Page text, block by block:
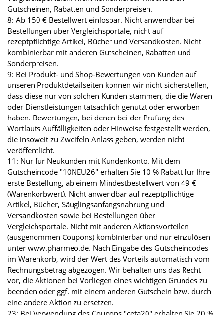
Gutscheinen, Rabatten und Sonderpreisen.
8: Ab 150 € Bestellwert einlösbar. Nicht anwendbar bei
Bestellungen über Vergleichsportale, nicht auf
rezeptpflichtige Artikel, Bücher und Versandkosten. Nicht
kombinierbar mit anderen Gutscheinen, Rabatten und
Sonderpreisen.
9: Bei Produkt- und Shop-Bewertungen von Kunden auf
unseren Produktdetailseiten können wir nicht sicherstellen,
dass diese nur von solchen Kunden stammen, die die Waren
oder Dienstleistungen tatsächlich genutzt oder erworben
haben. Bewertungen, bei denen bei der Prüfung des
Wortlauts Auffälligkeiten oder Hinweise festgestellt werden,
die insoweit zu Zweifeln Anlass geben, werden nicht
veröffentlicht.
11: Nur für Neukunden mit Kundenkonto. Mit dem
Gutscheincode "10NEU26" erhalten Sie 10 % Rabatt für Ihre
erste Bestellung, ab einem Mindestbestellwert von 49 €
(Warenkorbwert). Nicht anwendbar auf rezeptpflichtige
Artikel, Bücher, Säuglingsanfangsnahrung und
Versandkosten sowie bei Bestellungen über
Vergleichsportale. Nicht mit anderen Aktionsvorteilen
(ausgenommen Coupons) kombinierbar und nur einzulösen
unter www.pharmeo.de. Nach Eingabe des Gutscheincodes
im Warenkorb, wird der Wert des Vorteils automatisch vom
Rechnungsbetrag abgezogen. Wir behalten uns das Recht
vor, die Aktionen bei Vorliegen eines wichtigen Grundes zu
beenden oder ggf. mit einem anderen Gutschein bzw. durch
eine andere Aktion zu ersetzen.
23: Bei Verwendung des Coupons "ceta20" erhalten Sie 20 %